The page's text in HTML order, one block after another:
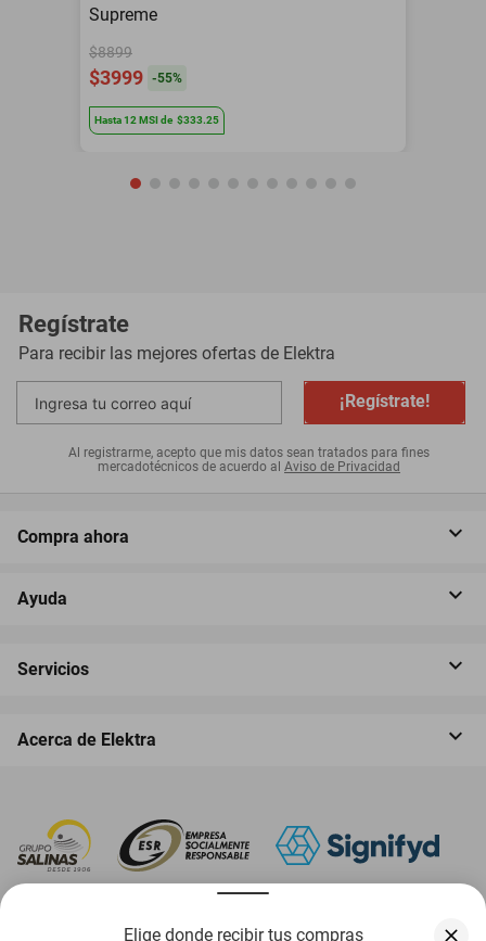
Elige donde recibir tus compras
Supreme
$8899
$3999 -55%
Hasta12 MSIde $333.25
Regístrate
Para recibir las mejores ofertas de Elektra
¡Regístrate!
Al registrarme, acepto que mis datos sean tratados para fines
mercadotécnicos de acuerdo al Aviso de Privacidad
Compra ahora
Ayuda
Servicios
Acerca de Elektra